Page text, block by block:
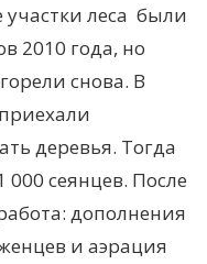
леса были
2010 года, но
снова. В
деревья. Тогда
сеянцев. После
дополнения
и аэрация